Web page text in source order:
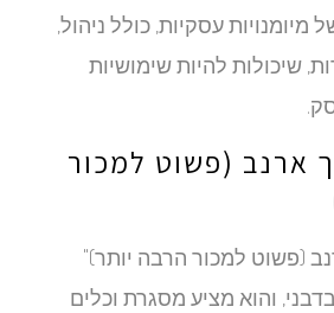
מיומנויות עסקיות, כולל ניהול,
שיכולות להיות שימושיות
ארנב (פשוט למכור
(פשוט למכור הרבה יותר)"
והוא מציע מסגרת וכלים